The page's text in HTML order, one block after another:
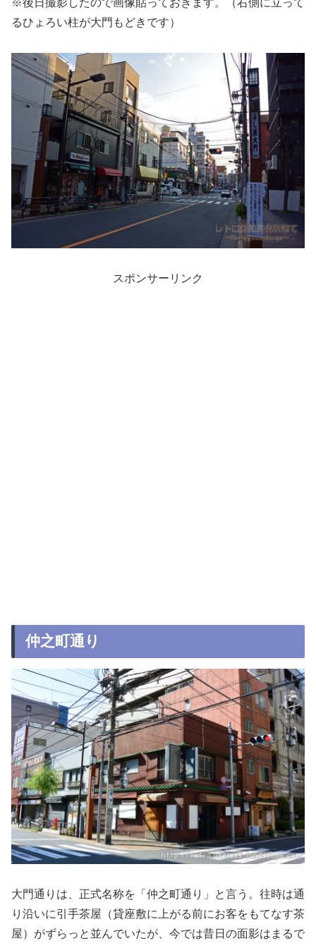
※後日撮影したので画像貼っておきます。（右側に立って
るひょろい柱が大門もどきです）
スポンサーリンク
仲之町通り
大門通りは、正式名称を「仲之町通り」と言う。往時は通
り沿いに引手茶屋（貸座敷に上がる前にお客をもてなす茶
屋）がずらっと並んでいたが、今では昔日の面影はまるで